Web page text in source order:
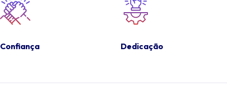
Confiança Dedicação